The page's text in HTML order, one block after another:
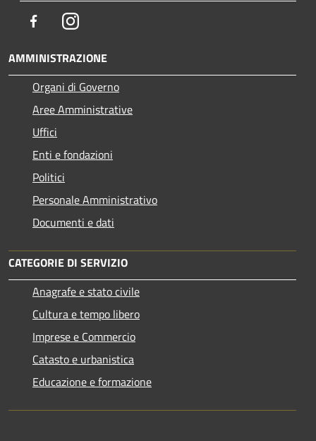
FacebookInstagram
AMMINISTRAZIONE
Organi di Governo
Aree Amministrative
Uffici
Enti e fondazioni
Politici
Personale Amministrativo
Documenti e dati
CATEGORIE DI SERVIZIO
Anagrafe e stato civile
Cultura e tempo libero
Imprese e Commercio
Catasto e urbanistica
Educazione e formazione